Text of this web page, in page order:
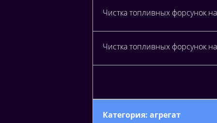
Чистка топливных форсунок
Чистка топливных форсунок
Категория: агрегат